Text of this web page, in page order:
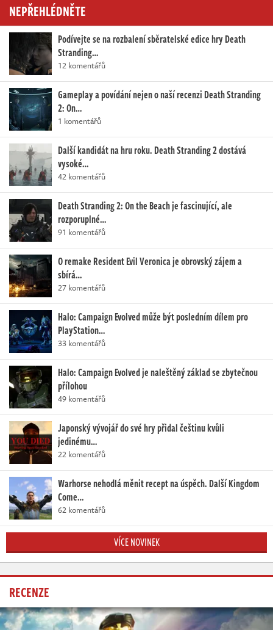
NEPŘEHLÉDNĚTE
Podívejte se na rozbalení sběratelské edice hry Death
Stranding…
12 komentářů
Gameplay a povídání nejen o naší recenzi Death Stranding
2: On…
1 komentářů
Další kandidát na hru roku. Death Stranding 2 dostává
vysoké…
42 komentářů
Death Stranding 2: On the Beach je fascinující, ale
rozporuplné…
91 komentářů
O remake Resident Evil Veronica je obrovský zájem a
sbírá…
27 komentářů
Halo: Campaign Evolved může být posledním dílem pro
PlayStation…
33 komentářů
Halo: Campaign Evolved je naleštěný základ se zbytečnou
přílohou
49 komentářů
Japonský vývojář do své hry přidal češtinu kvůli
jedinému…
22 komentářů
Warhorse nehodlá měnit recept na úspěch. Další Kingdom
Come…
62 komentářů
VÍCE NOVINEK
RECENZE